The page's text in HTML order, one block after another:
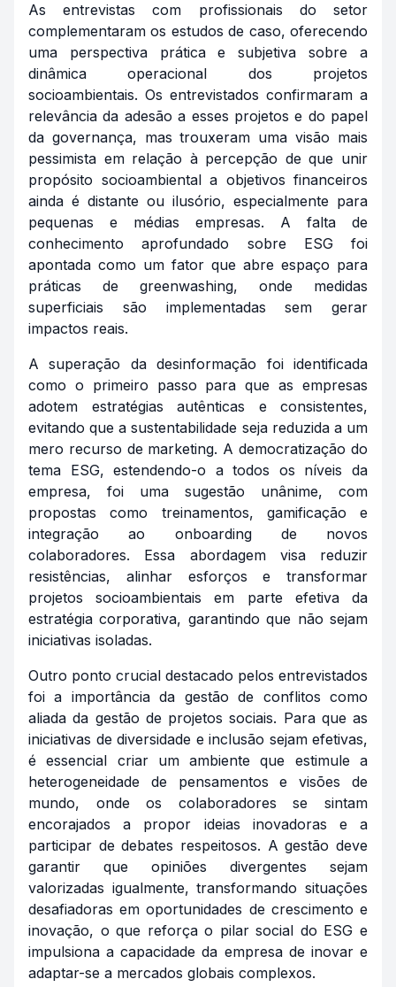
As entrevistas com profissionais do setor
complementaram os estudos de caso, oferecendo
uma perspectiva prática e subjetiva sobre a
dinâmica operacional dos projetos
socioambientais. Os entrevistados confirmaram a
relevância da adesão a esses projetos e do papel
da governança, mas trouxeram uma visão mais
pessimista em relação à percepção de que unir
propósito socioambiental a objetivos financeiros
ainda é distante ou ilusório, especialmente para
pequenas e médias empresas. A falta de
conhecimento aprofundado sobre ESG foi
apontada como um fator que abre espaço para
práticas de greenwashing, onde medidas
superficiais são implementadas sem gerar
impactos reais.
A superação da desinformação foi identificada
como o primeiro passo para que as empresas
adotem estratégias autênticas e consistentes,
evitando que a sustentabilidade seja reduzida a um
mero recurso de marketing. A democratização do
tema ESG, estendendo-o a todos os níveis da
empresa, foi uma sugestão unânime, com
propostas como treinamentos, gamificação e
integração ao onboarding de novos
colaboradores. Essa abordagem visa reduzir
resistências, alinhar esforços e transformar
projetos socioambientais em parte efetiva da
estratégia corporativa, garantindo que não sejam
iniciativas isoladas.
Outro ponto crucial destacado pelos entrevistados
foi a importância da gestão de conflitos como
aliada da gestão de projetos sociais. Para que as
iniciativas de diversidade e inclusão sejam efetivas,
é essencial criar um ambiente que estimule a
heterogeneidade de pensamentos e visões de
mundo, onde os colaboradores se sintam
encorajados a propor ideias inovadoras e a
participar de debates respeitosos. A gestão deve
garantir que opiniões divergentes sejam
valorizadas igualmente, transformando situações
desafiadoras em oportunidades de crescimento e
inovação, o que reforça o pilar social do ESG e
impulsiona a capacidade da empresa de inovar e
adaptar-se a mercados globais complexos.